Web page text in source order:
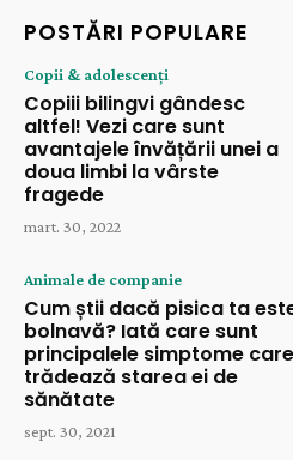
POSTĂRI POPULARE
Copii & adolescenți
Copiii bilingvi gândesc
altfel! Vezi care sunt
avantajele învățării unei a
doua limbi la vârste
fragede
mart. 30, 2022
Animale de companie
Cum știi dacă pisica ta
bolnavă? Iată care sunt
principalele simptome care
trădează starea ei de
sănătate
sept. 30, 2021